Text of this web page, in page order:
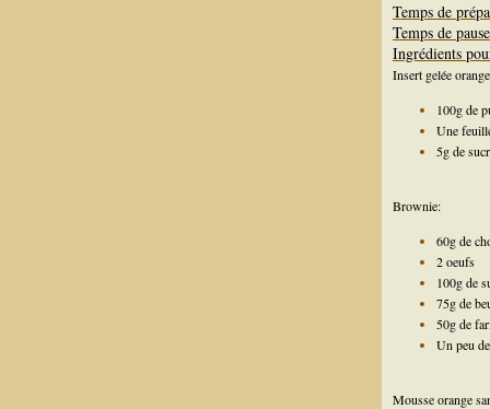
Temps de
Temps de
Ingrédients
Insert gelée
100g de
Une
5g de
Brownie:
60g de
2 oeufs
100g de
75g de
50g de
Un peu
Mousse orange